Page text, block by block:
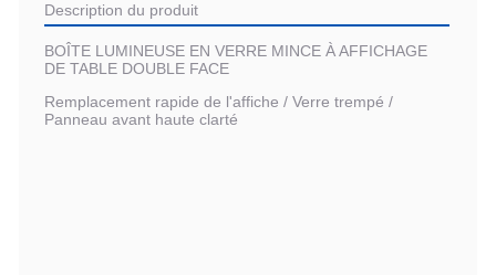
Description du produit
BOÎTE LUMINEUSE EN VERRE MINCE À AFFICHAGE
DE TABLE DOUBLE FACE
Remplacement rapide de l'affiche / Verre trempé /
Panneau avant haute clarté